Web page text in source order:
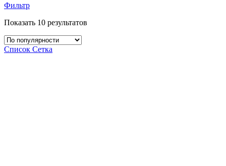
Фильтр
Показать 10 результатов
Список Сетка